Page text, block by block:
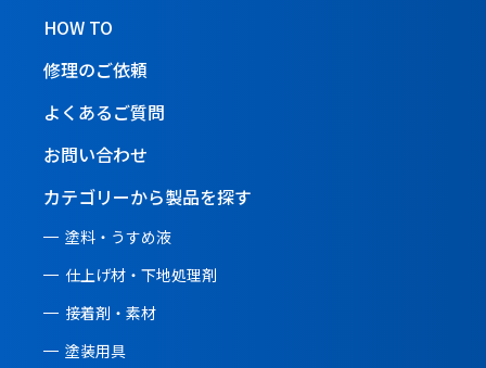
HOW TO
修理のご依頼
よくあるご質問
お問い合わせ
カテゴリーから製品を探す
塗料・うすめ液
仕上げ材・下地処理剤
接着剤・素材
塗装用具